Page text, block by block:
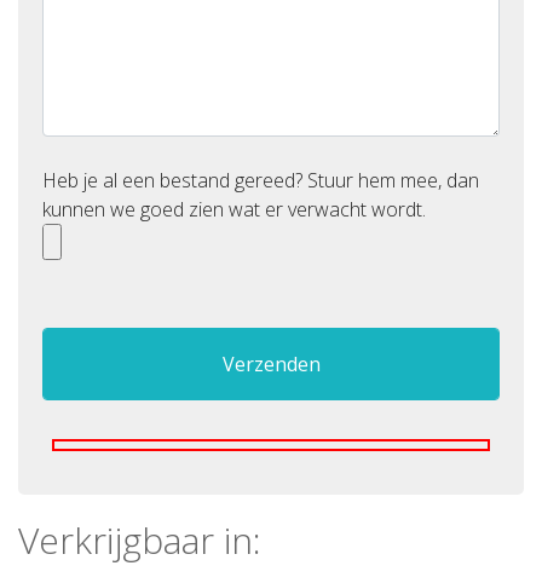
Heb je al een bestand gereed? Stuur hem mee, dan
kunnen we goed zien wat er verwacht wordt.
Verkrijgbaar in: